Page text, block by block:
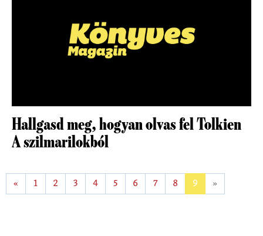
Hallgasd meg, hogyan olvas fel Tolkien
A szilmarilokból
« 1 2 3 4 5 6 7 8 9 »